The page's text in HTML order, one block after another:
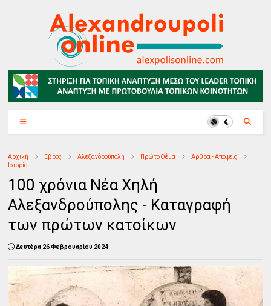
Αρχική Έβρος Αλεξανδρούπολη Πρώτο Θέμα
Άρθρα - Απόψεις
Ιστορία
100 χρόνια Νέα Χηλή
Αλεξανδρούπολης - Καταγραφή
των πρώτων κατοίκων
Δευτέρα 26 Φεβρουαρίου 2024